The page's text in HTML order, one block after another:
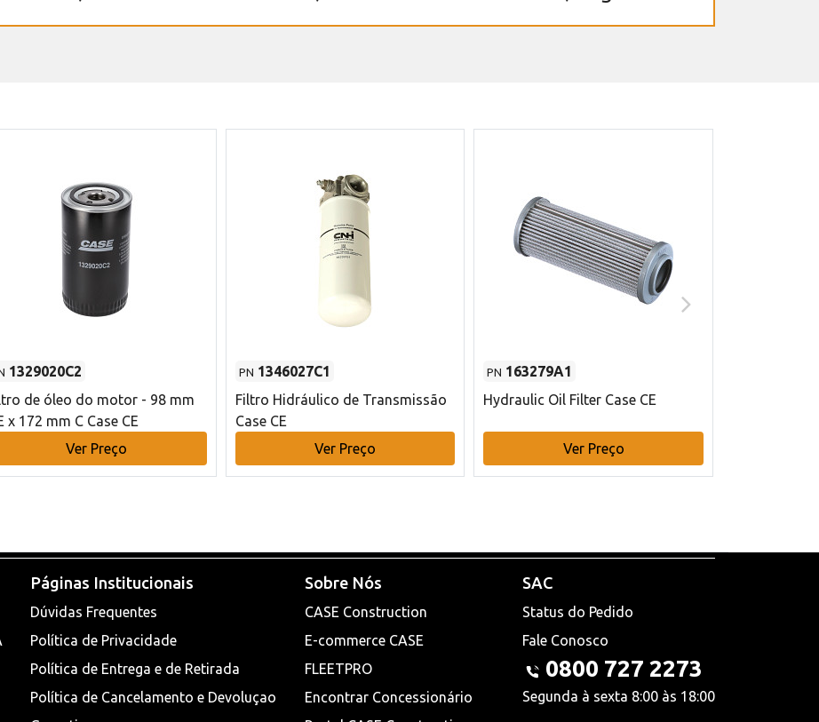
1329020C2
de óleo do motor - 98 mm
x 172 mm C Case CE
Ver Preço
PN 1346027C1
Filtro Hidráulico de Transmissão
Case CE
Ver Preço
PN 163279A1
Hydraulic Oil Filter Case CE
Ver Preço
Páginas Institucionais
Dúvidas Frequentes
Política de Privacidade
Política de Entrega e de Retirada
Política de Cancelamento e Devoluçao
Sobre Nós
CASE Construction
E-commerce CASE
FLEETPRO
Encontrar Concessionário
SAC
Status do Pedido
Fale Conosco
0800 727 2273
Segunda à sexta 8:00 às 18:00